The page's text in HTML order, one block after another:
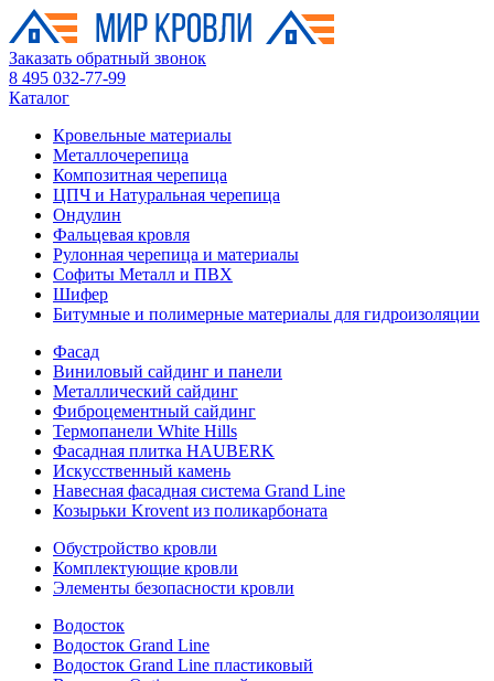
Заказать обратный звонок
8 495 032-77-99
Каталог
Кровельные материалы
Металлочерепица
Композитная черепица
ЦПЧ и Натуральная черепица
Ондулин
Фальцевая кровля
Рулонная черепица и материалы
Софиты Металл и ПВХ
Шифер
Битумные и полимерные материалы для гидроизоляции
Фасад
Виниловый сайдинг и панели
Металлический сайдинг
Фиброцементный сайдинг
Термопанели White Hills
Фасадная плитка HAUBERK
Искусственный камень
Навесная фасадная система Grand Line
Козырьки Krovent из поликарбоната
Обустройство кровли
Комплектующие кровли
Элементы безопасности кровли
Водосток
Водосток Grand Line
Водосток Grand Line пластиковый